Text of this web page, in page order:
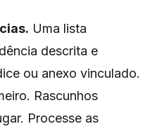
Uma lista
descrita e
ou anexo vinculado.
Rascunhos
Processe as